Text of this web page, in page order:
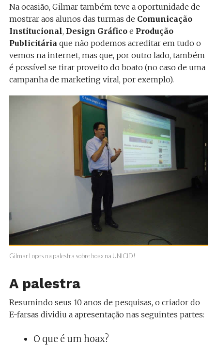
Na ocasião, Gilmar também teve a oportunidade de
mostrar aos alunos das turmas de Comunicação
Institucional, Design Gráficoe Produção
Publicitáriaque não podemos acreditar em tudo o
vemos na internet, mas que, por outro lado, também
é possível se tirar proveito do boato (no caso de uma
campanha de marketing viral, por exemplo).
Gilmar Lopes na palestra sobre hoax na UNICID!
A palestra
Resumindo seus 10 anos de pesquisas, o criador do
E-farsas dividiu a apresentação nas seguintes partes:
O que é um hoax?